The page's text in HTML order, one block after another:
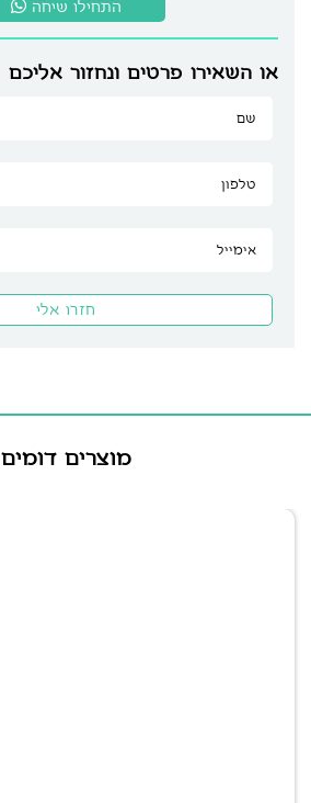
התחילו שיחה
או השאירו פרטים ונחזור אליכם
מוצרים דומים